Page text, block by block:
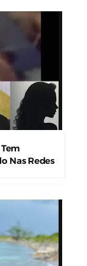
Nas Redes